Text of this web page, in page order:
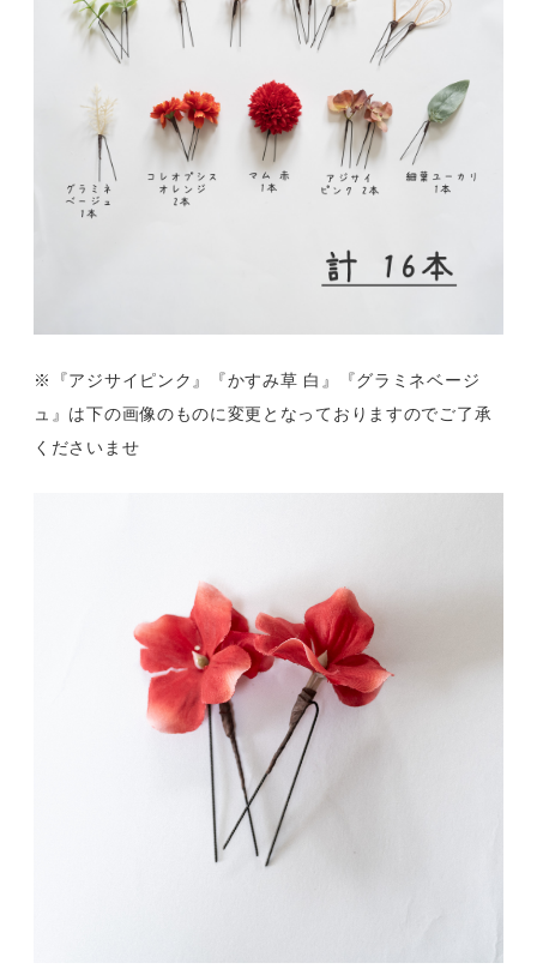
※『アジサイピンク』『かすみ草 白』『グラミネベージ
ュ』は下の画像のものに変更となっておりますのでご了承
くださいませ